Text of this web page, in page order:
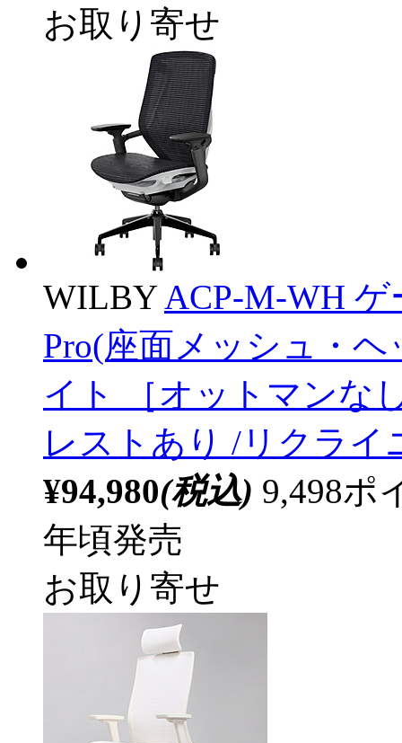
お取り寄せ
WILBY ACP-M-WH
Pro(座面メッシュ・
イト ［オットマンな
レストあり /リクライ
¥94,980(税込) 9,498ポ
年頃発売
お取り寄せ